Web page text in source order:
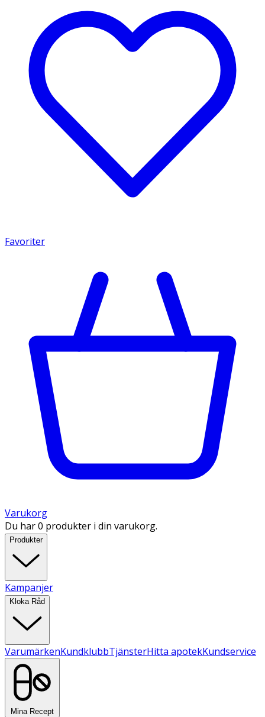
Favoriter
Varukorg
Du har 0 produkter i din varukorg.
Produkter
Kampanjer
Kloka Råd
VarumärkenKundklubbTjänsterHitta apotekKundservice
Mina Recept